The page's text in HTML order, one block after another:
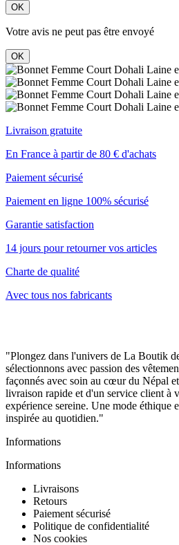
OK
Votre avis ne peut pas être envoyé
OK
Livraison gratuite
En France à partir de 80 € d'achats
Paiement sécurisé
Paiement en ligne 100% sécurisé
Garantie satisfaction
14 jours pour retourner vos articles
Charte de qualité
Avec tous nos fabricants
"Plongez dans l'univers de La Boutik
sélectionnons avec passion des
façonnés avec soin au cœur du Népal
livraison rapide et d'un service client à
expérience sereine. Une mode éthique
inspirée au quotidien."
Informations
Informations
Livraisons
Retours
Paiement sécurisé
Politique de confidentialité
Nos cookies